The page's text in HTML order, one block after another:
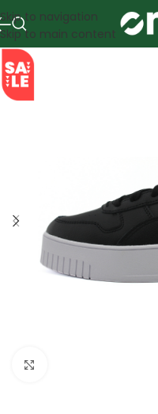
Skip to navigation
Skip to main content
SALE